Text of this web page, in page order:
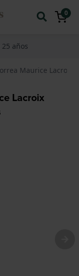
0
años
Maurice Lacroix
Lacroix